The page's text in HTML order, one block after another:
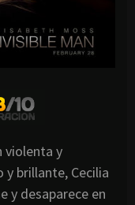
violenta y
brillante, Cecilia
y desaparece en